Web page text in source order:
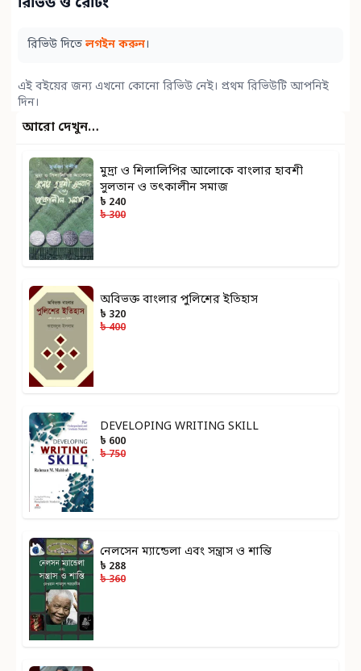
রিভিউ দিতে লগইন করুন।
এই বইয়ের জন্য এখনো কোনো রিভিউ নেই। প্রথম রিভিউটি আপনিই
দিন।
আরো দেখুন…
মুদ্রা ও শিলালিপির আলোকে বাংলার হাবশী
সুলতান ও তৎকালীন সমাজ
৳ 240
৳ 300
অবিভক্ত বাংলার পুলিশের ইতিহাস
৳ 320
৳ 400
DEVELOPING WRITING SKILL
৳ 600
৳ 750
নেলসেন ম্যান্ডেলা এবং সন্ত্রাস ও শান্তি
৳ 288
৳ 360